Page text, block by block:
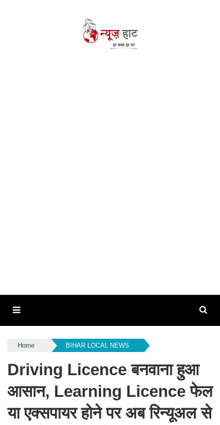
Home BIHAR LOCAL NEWS
Driving Licence बनवाना हुआ
आसान, Learning Licence फेल
या एक्सपायर होने पर अब रिन्यूअल से